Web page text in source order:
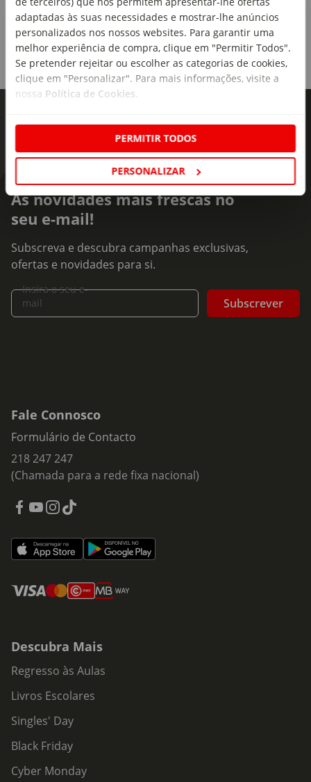
adaptadas às suas necessidades e mostrar-lhe anúncios
personalizados nos nossos websites. Para garantir uma
melhor experiência de compra, clique em "Permitir Todos".
Se pretender rejeitar ou escolher as categorias de cookies,
clique em "Personalizar". Para mais informações, visite a
nossa Política de Cookies.
PERMITIR TODOS
PERSONALIZAR
Tamanho S
Material:
Tecido: cetim de algodão - 100% algodão; Enchimento:
100% poliéster
Dimensões:
Sim
As novidades mais frescas no
seu e-mail!
Subscreva e descubra campanhas exclusivas,
ofertas e novidades para si.
Insira o seu e-
mail
Subscrever
Fale Connosco
Formulário de Contacto
218 247 247
(Chamada para a rede fixa nacional)
Descubra Mais
Regresso às Aulas
Livros Escolares
Singles' Day
Black Friday
Cyber Monday